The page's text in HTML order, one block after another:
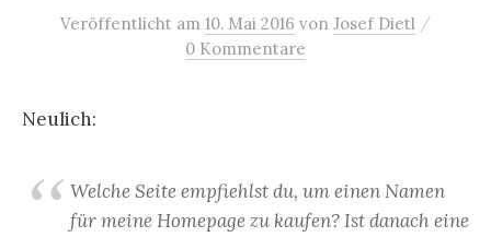
Veröffentlicht am 10. Mai 2016 von Josef Dietl /
0 Kommentare
Neulich:
Welche Seite empfiehlst du, um einen Namen
für meine Homepage zu kaufen? Ist danach eine